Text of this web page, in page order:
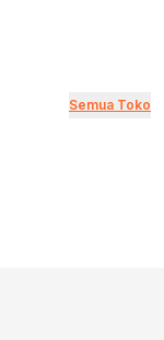
Semua Toko